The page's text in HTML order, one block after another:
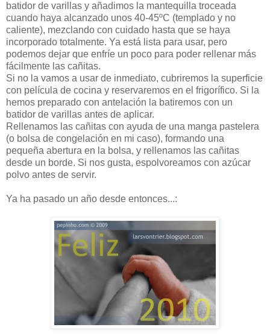
batidor de varillas y añadimos la mantequilla troceada
cuando haya alcanzado unos 40-45ºC (templado y no
caliente), mezclando con cuidado hasta que se haya
incorporado totalmente. Ya está lista para usar, pero
podemos dejar que enfríe un poco para poder rellenar más
fácilmente las cañitas.
Si no la vamos a usar de inmediato, cubriremos la superficie
con película de cocina y reservaremos en el frigorífico. Si la
hemos preparado con antelación la batiremos con un
batidor de varillas antes de aplicar.
Rellenamos las cañitas con ayuda de una manga pastelera
(o bolsa de congelación en mi caso), formando una
pequeña abertura en la bolsa, y rellenamos las cañitas
desde un borde. Si nos gusta, espolvoreamos con azúcar
polvo antes de servir.
Ya ha pasado un año desde entonces...: